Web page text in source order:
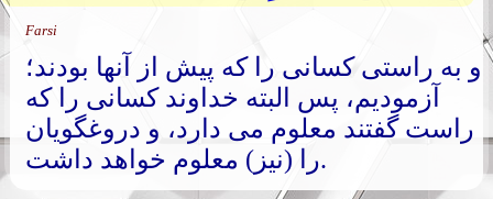
Farsi
و به راستی کسانی را که پیش از آنها بودند؛
آزمودیم، پس البته خداوند کسانی را که
راست گفتند معلوم می دارد، و دروغگویان
را (نیز) معلوم خواهد داشت.